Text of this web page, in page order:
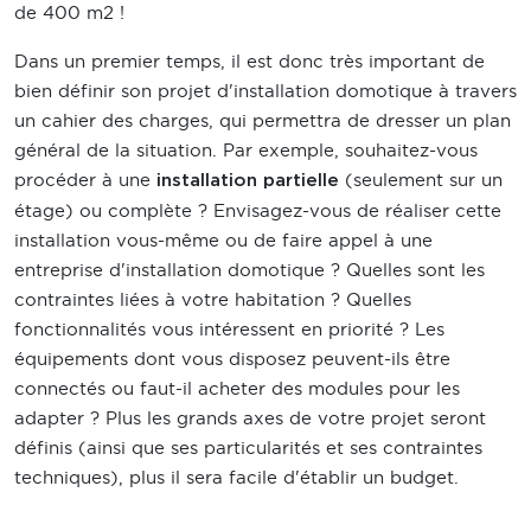
de 400 m2 !
Dans un premier temps, il est donc très important de
bien définir son projet d'installation domotique à travers
un cahier des charges, qui permettra de dresser un plan
général de la situation. Par exemple, souhaitez-vous
procéder à une installation partielle (seulement sur un
étage) ou complète ? Envisagez-vous de réaliser cette
installation vous-même ou de faire appel à une
entreprise d'installation domotique ? Quelles sont les
contraintes liées à votre habitation ? Quelles
fonctionnalités vous intéressent en priorité ? Les
équipements dont vous disposez peuvent-ils être
connectés ou faut-il acheter des modules pour les
adapter ? Plus les grands axes de votre projet seront
définis (ainsi que ses particularités et ses contraintes
techniques), plus il sera facile d'établir un budget.